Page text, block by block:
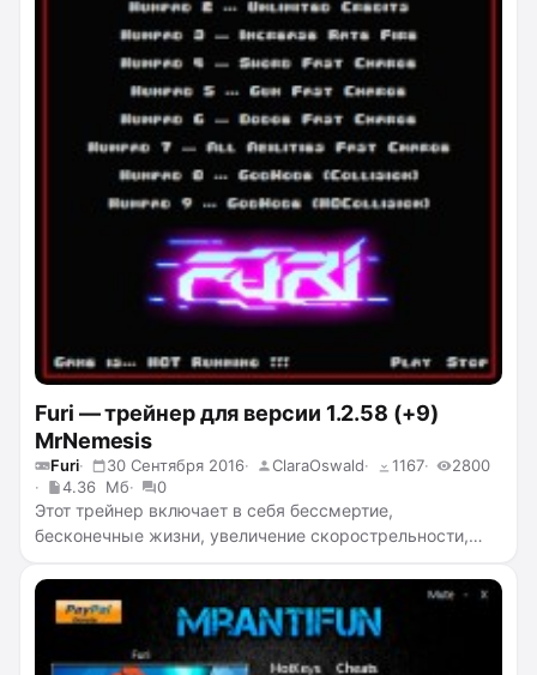
Furi — трейнер для версии 1.2.58 (+9)
MrNemesis
Furi 30 Сентября 2016 ClaraOswald 1167
2800
4.36 Мб
0
Этот трейнер включает в себя бессмертие,
бесконечные жизни, увеличение скорострельности,
зарядка всех способностей, режим бога.